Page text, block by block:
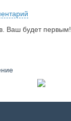
Ваш будет первым!